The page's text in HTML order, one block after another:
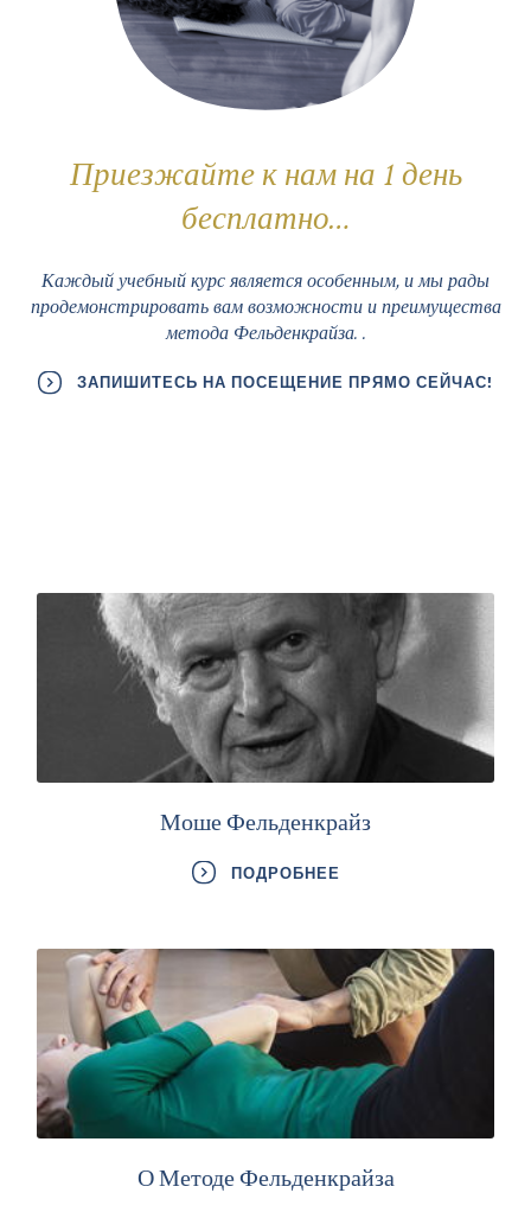
Приезжайте к нам на 1 день
бесплатно…
Каждый учебный курс является особенным, и мы рады
продемонстрировать вам возможности и преимущества
метода Фельденкрайза. .
ЗАПИШИТЕСЬ НА ПОСЕЩЕНИЕ ПРЯМО СЕЙЧАС!
Моше Фельденкрайз
ПОДРОБНЕЕ
О Методе Фельденкрайза